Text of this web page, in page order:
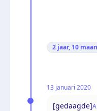
2 jaar, 10
13 januari 2020
[gedaagde]